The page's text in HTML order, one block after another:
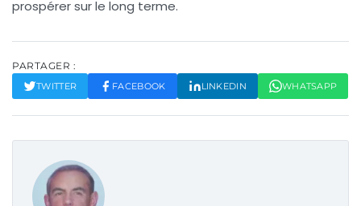
prospérer sur le long terme.
PARTAGER :
TWITTER FACEBOOK LINKEDIN WHATSAPP